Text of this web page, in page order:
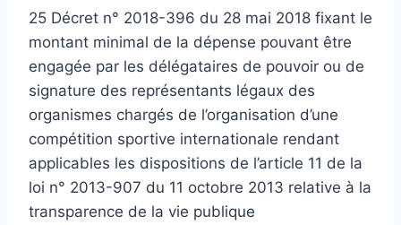
25 Décret n° 2018-396 du 28 mai 2018 fixant le
montant minimal de la dépense pouvant être
engagée par les délégataires de pouvoir ou de
signature des représentants légaux des
organismes chargés de l’organisation d’une
compétition sportive internationale rendant
applicables les dispositions de l’article 11 de la
loi n° 2013-907 du 11 octobre 2013 relative à la
transparence de la vie publique